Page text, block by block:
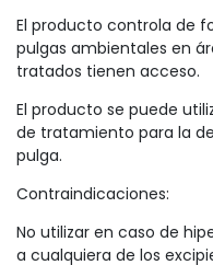
El producto controla de
pulgas ambientales en
tratados tienen acceso.
El producto se puede
de tratamiento para la
pulga.
Contraindicaciones:
No utilizar en caso de
a cualquiera de los